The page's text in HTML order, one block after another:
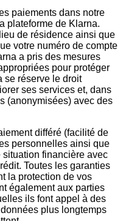
paiements dans notre
plateforme de Klarna.
de résidence ainsi que
votre numéro de compte
a pris des mesures
pour protéger
se réserve le droit
ses services et, dans
(anonymisées) avec des
différé (facilité de
personnelles ainsi que
financière avec
Toutes les garanties
la protection de vos
également aux parties
ils font appel à des
plus longtemps